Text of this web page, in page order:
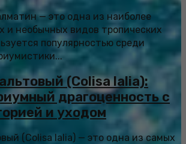
— это одна из наиболее
и необычных видов тропических
популярностью среди
(Colisa lalia):
драгоценность с
и уходом
(Colisa lalia) — это одна из самых